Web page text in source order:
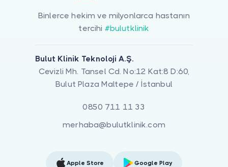
Binlerce hekim ve milyonlarca hastanın
tercihi #bulutklinik
Bulut Klinik Teknoloji A.Ş.
Cevizli Mh. Tansel Cd. No:12 Kat:8 D:60,
Bulut Plaza Maltepe / İstanbul
0850 711 11 33
merhaba@bulutklinik.com
Apple Store Google Play